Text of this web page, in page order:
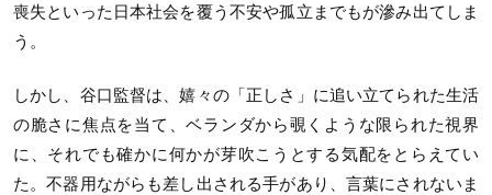
喪失といった日本社会を覆う不安や孤立までもが滲み出てしま
う。
しかし、谷口監督は、嬉々の「正しさ」に追い立てられた生活
の脆さに焦点を当て、ベランダから覗くような限られた視界
に、それでも確かに何かが芽吹こうとする気配をとらえてい
た。不器用ながらも差し出される手があり、言葉にされないま